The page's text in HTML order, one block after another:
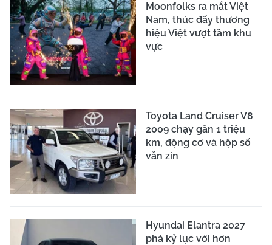
Moonfolks ra mắt Việt
Nam, thúc đẩy thương
hiệu Việt vượt tầm khu
vực
Toyota Land Cruiser V8
2009 chạy gần 1 triệu
km, động cơ và hộp số
vẫn zin
Hyundai Elantra 2027
phá kỷ lục với hơn